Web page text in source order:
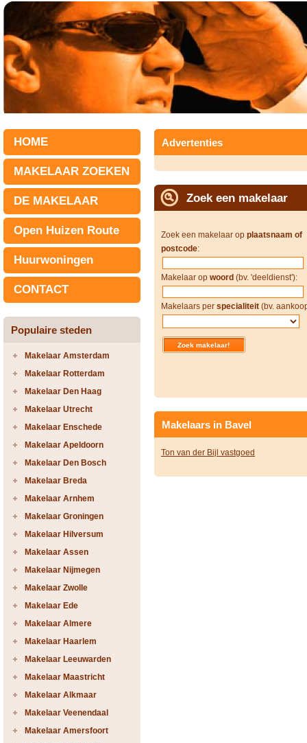
HOME
MAKELAAR ZOEKEN
DE MAKELAAR
Open Huizen Route
Huurwoningen
CONTACT
Populaire steden
Makelaar Amsterdam
Makelaar Rotterdam
Makelaar Den Haag
Makelaar Utrecht
Makelaar Enschede
Makelaar Apeldoorn
Makelaar Den Bosch
Makelaar Breda
Makelaar Arnhem
Makelaar Groningen
Makelaar Hilversum
Makelaar Assen
Makelaar Nijmegen
Makelaar Zwolle
Makelaar Ede
Makelaar Almere
Makelaar Haarlem
Makelaar Leeuwarden
Makelaar Maastricht
Makelaar Alkmaar
Makelaar Veenendaal
Makelaar Amersfoort
Advertenties
Zoek een makelaar
Zoek een makelaar op plaatsnaam of
postcode:
Makelaar op woord (bv. 'deeldienst'):
Makelaars per specialiteit (bv.
Makelaars in Bavel
Ton van der Bijl vastgoed